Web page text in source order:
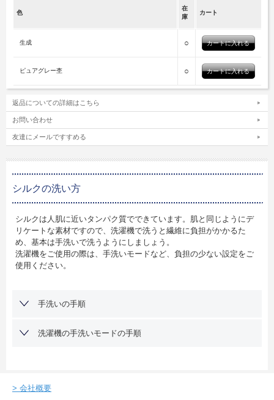
色
在
庫
カート
生成 ○
ピュアグレー杢 ○
返品についての詳細はこちら
お問い合わせ
友達にメールですすめる
シルクの洗い方
シルクは人肌に近いタンパク質でできています。肌と同じようにデ
リケートな素材ですので、洗濯機で洗うと繊維に負担がかかるた
め、基本は手洗いで洗うようにしましょう。
洗濯機をご使用の際は、手洗いモードなど、負担の少ない設定をご
使用ください。
手洗いの手順
洗濯機の手洗いモードの手順
> 会社概要